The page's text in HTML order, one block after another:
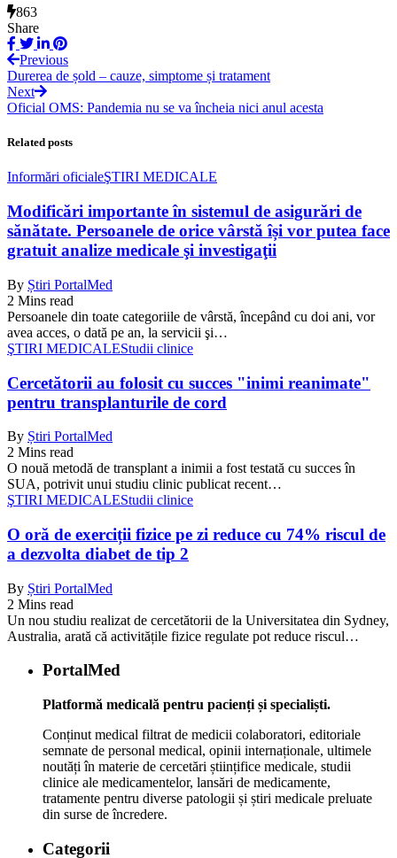
863
Share
Previous
Durerea de șold – cauze, simptome și tratament
Next
Oficial OMS: Pandemia nu se va încheia nici anul acesta
Related posts
Informări oficialeŞTIRI MEDICALE
Modificări importante în sistemul de asigurări de
sănătate. Persoanele de orice vârstă își vor putea face
gratuit analize medicale şi investigaţii
By Știri PortalMed
2 Mins read
Persoanele din toate categoriile de vârstă, începând cu doi ani, vor
avea acces, o dată pe an, la servicii şi…
ŞTIRI MEDICALEStudii clinice
Cercetătorii au folosit cu succes "inimi reanimate"
pentru transplanturile de cord
By Știri PortalMed
2 Mins read
O nouă metodă de transplant a inimii a fost testată cu succes în
SUA, potrivit unui studiu clinic publicat recent…
ŞTIRI MEDICALEStudii clinice
O oră de exerciții fizice pe zi reduce cu 74% riscul de
a dezvolta diabet de tip 2
By Știri PortalMed
2 Mins read
Un nou studiu realizat de cercetătorii de la Universitatea din Sydney,
Australia, arată că activitățile fizice regulate pot reduce riscul…
PortalMed
Platformă medicală pentru pacienți și specialiști.
Conținut medical filtrat de medicii colaboratori, editoriale
semnate de personal medical, opinii internaționale, ultimele
noutăți în materie de cercetări științifice medicale, studii
clinice ale medicamentelor, lansări de medicamente,
tratamente pentru diverse patologii și știri medicale preluate
din surse de încredere.
Categorii